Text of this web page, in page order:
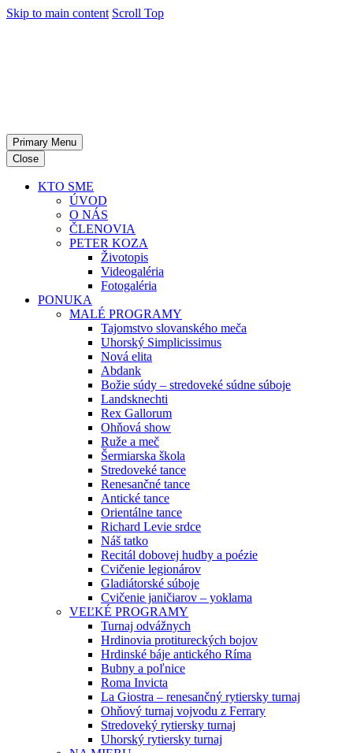
Skip to main content Scroll Top
Primary Menu
Close
KTO SME
ÚVOD
O NÁS
ČLENOVIA
PETER KOZA
Životopis
Videogaléria
Fotogaléria
PONUKA
MALÉ PROGRAMY
Tajomstvo slovanského meča
Uhorský Simplicissimus
Nová elita
Abdank
Božie súdy – stredoveké súdne súboje
Landsknechti
Rex Gallorum
Ohňová show
Ruže a meč
Šermiarska škola
Stredoveké tance
Renesančné tance
Antické tance
Orientálne tance
Richard Levie srdce
Náš tatko
Recitál dobovej hudby a poézie
Cvičenie legionárov
Gladiátorské súboje
Cvičenie janičiarov – yoklama
VEĽKÉ PROGRAMY
Turnaj odvážnych
Hrdinovia protitureckých bojov
Hrdinské báje antického Ríma
Bubny a poľnice
Roma Invicta
La Giostra – renesančný rytiersky turnaj
Ohňový turnaj vojvodu z Ferrary
Stredoveký rytiersky turnaj
Uhorský rytiersky turnaj